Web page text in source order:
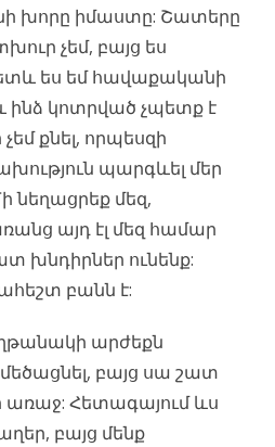
խորը իմաստը: Շատերը
չեմ, բայց ես
ես եմ հավաքականի
ինձ կոտրված չպետք է
քնել, որպեսզի
պարգևել մեր
նեղացրեք մեզ,
այդ էլ մեզ համար
խնդիրներ ունենք:
բանն է:
արժեքն
բայց սա շատ
առաջ: Հետագայում ևս
բայց մենք